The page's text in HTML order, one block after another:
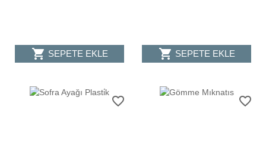
shopping_cart SEPETE EKLE shopping_cart SEPETE EKLE
favorite_border favorite_border